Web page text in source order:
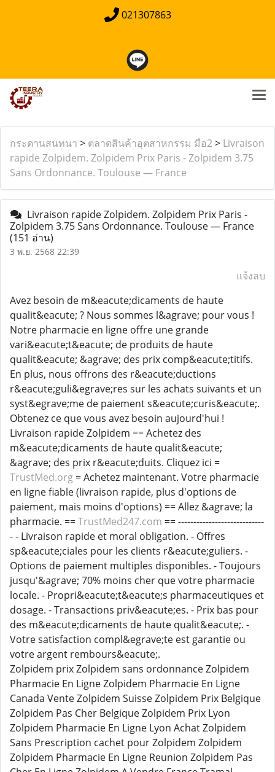
021307863
กระดานสนทนา > ตลาดสินค้าอุตสาหกรรม มือ2> Livraison
rapide Zolpidem. Zolpidem Prix Paris - Zolpidem 3.75
Sans Ordonnance. Toulouse — France
Livraison rapide Zolpidem. Zolpidem Prix Paris -
Zolpidem 3.75 Sans Ordonnance. Toulouse — France
(151 อ่าน)
3 พ.ย. 2568 22:39
แจ้งลบ
Avez besoin de m&eacute;dicaments de haute
qualit&eacute; ? Nous sommes l&agrave; pour vous !
Notre pharmacie en ligne offre une grande
vari&eacute;t&eacute; de produits de haute
qualit&eacute; &agrave; des prix comp&eacute;titifs.
En plus, nous offrons des r&eacute;ductions
r&eacute;guli&egrave;res sur les achats suivants et un
syst&egrave;me de paiement s&eacute;curis&eacute;.
Obtenez ce que vous avez besoin aujourd'hui !
Livraison rapide Zolpidem == Achetez des
m&eacute;dicaments de haute qualit&eacute;
&agrave; des prix r&eacute;duits. Cliquez ici =
TrustMed.org = Achetez maintenant. Votre pharmacie
en ligne fiable (livraison rapide, plus d'options de
paiement, mais moins d'options) == Allez &agrave; la
pharmacie. ==TrustMed247.com == ----------------------------
- - Livraison rapide et moral obligation. - Offres
sp&eacute;ciales pour les clients r&eacute;guliers. -
Options de paiement multiples disponibles. - Toujours
jusqu'&agrave; 70% moins cher que votre pharmacie
locale. - Propri&eacute;t&eacute;s pharmaceutiques et
dosage. - Transactions priv&eacute;es. - Prix bas pour
des m&eacute;dicaments de haute qualit&eacute;. -
Votre satisfaction compl&egrave;te est garantie ou
votre argent rembours&eacute;.
Zolpidem prix Zolpidem sans ordonnance Zolpidem
Pharmacie En Ligne Zolpidem Pharmacie En Ligne
Canada Vente Zolpidem Suisse Zolpidem Prix Belgique
Zolpidem Pas Cher Belgique Zolpidem Prix Lyon
Zolpidem Pharmacie En Ligne Lyon Achat Zolpidem
Sans Prescription cachet pour Zolpidem Zolpidem
Zolpidem Pharmacie En Ligne Reunion Zolpidem Pas